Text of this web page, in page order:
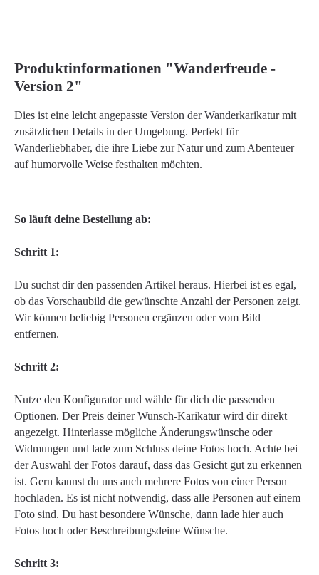
Produktinformationen "Wanderfreude -
Version 2"
Dies ist eine leicht angepasste Version der Wanderkarikatur mit
zusätzlichen Details in der Umgebung. Perfekt für
Wanderliebhaber, die ihre Liebe zur Natur und zum Abenteuer
auf humorvolle Weise festhalten möchten.
So läuft deine Bestellung ab:
Schritt 1:
Du suchst dir den passenden Artikel heraus. Hierbei ist es egal,
ob das Vorschaubild die gewünschte Anzahl der Personen zeigt.
Wir können beliebig Personen ergänzen oder vom Bild
entfernen.
Schritt 2:
Nutze den Konfigurator und wähle für dich die passenden
Optionen. Der Preis deiner Wunsch-Karikatur wird dir direkt
angezeigt. Hinterlasse mögliche Änderungswünsche oder
Widmungen und lade zum Schluss deine Fotos hoch. Achte bei
der Auswahl der Fotos darauf, dass das Gesicht gut zu erkennen
ist. Gern kannst du uns auch mehrere Fotos von einer Person
hochladen. Es ist nicht notwendig, dass alle Personen auf einem
Foto sind. Du hast besondere Wünsche, dann lade hier auch
Fotos hoch oder Beschreibungsdeine Wünsche.
Schritt 3: